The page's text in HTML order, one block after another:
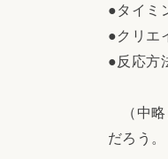
●タイミ
●クリエ
●反応方
（中略
だろう。